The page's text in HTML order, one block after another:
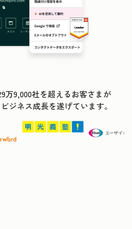
万9,000社を超えるお客さまが
ジネス成長を遂げています。